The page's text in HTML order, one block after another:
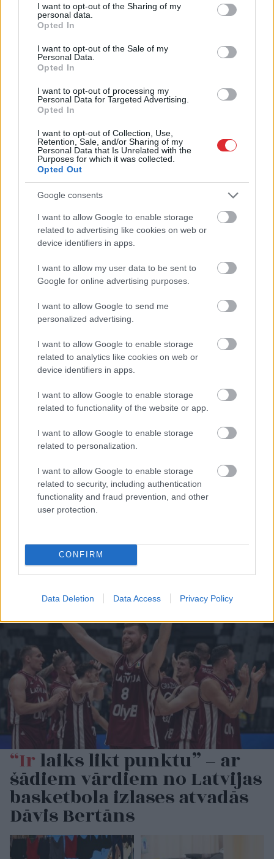
not limited to your visit or usage behaviour. You may click to
grant or deny consent to Google and its third-party tags to
use your data for below specified purposes in below Google
consent section.
I want to opt-out of the Sharing of my
personal data.
Opted In
I want to opt-out of the Sale of my
Personal Data.
Opted In
I want to opt-out of processing my
Personal Data for Targeted Advertising.
Opted In
I want to opt-out of Collection, Use,
Retention, Sale, and/or Sharing of my
Personal Data that Is Unrelated with the
Purposes for which it was collected.
Opted Out
Google consents
I want to allow Google to enable storage
related to advertising like cookies on web or
device identifiers in apps.
I want to allow my user data to be sent to
Google for online advertising purposes.
I want to allow Google to send me
personalized advertising.
I want to allow Google to enable storage
related to analytics like cookies on web or
device identifiers in apps.
I want to allow Google to enable storage
related to functionality of the website or app.
I want to allow Google to enable storage
related to personalization.
I want to allow Google to enable storage
related to security, including authentication
functionality and fraud prevention, and other
user protection.
CONFIRM
Data Deletion Data Access Privacy Policy
TESTS.Cik daudz tu zini par
Latvijas upēm? Izpildi testu
un noskaidro, vai tava
bijusī ģeogrāfijas skolotāja
ar tevi lepotos
Maskavas mērs pareģo
Krievijai fatālu galu, ja
vien Putins dos zaļo
lēmumam
Trīsgadīgā Anna raud
sāpēs, bet tētim
piesaukšanas ģimene
panāk savu
“Sūds,mēsls!”
Kulbergs
saņemtajām atskaitēm
par valsts piešķirto
paši 5 centimetri
haosu. Sinoptiķis atklāj,
kā top brīdinājumi par
laikapstākļiem
tehniskajām
“Kameras nebija
pieslēgtas
robežsardzes nodaļai”
“Irlaiks likt punktu” – ar
šādiem vārdiem no Latvijas
basketbola izlases atvadās
Dāvis Bertāns
Atcelt Ziņot